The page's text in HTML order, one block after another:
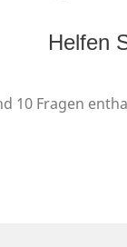
Helfen
10 Fragen